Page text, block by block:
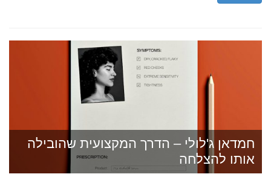
חמדאן ג'לולי – הדרך המקצועית שהובילה
אותו להצלחה